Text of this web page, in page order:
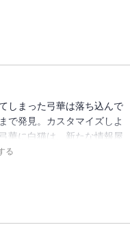
しまった弓華は落ち込んで
で発見。カスタマイズしよ
華に白猫は、新たな情報屋
四谷塁と大阪からきたヤン
る